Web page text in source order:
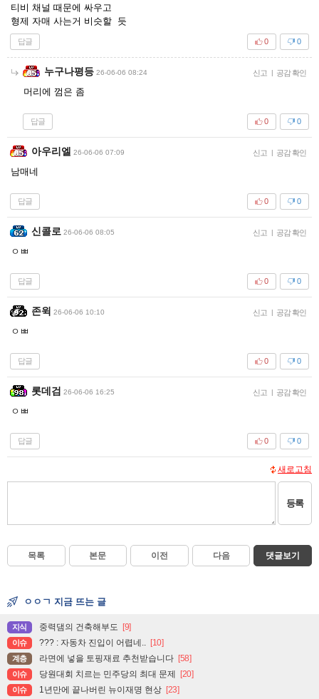
티비 채널 때문에 싸우고
형제 자매 사는거 비슷할 듯
답글 0
0
누구나평등 26-06-06 08:24 신고 | 공감 확인
머리에 껌은 좀
답글 0
0
아우리엘 26-06-06 07:09 신고 | 공감 확인
남매네
답글 0
0
신콜로 26-06-06 08:05 신고 | 공감 확인
ㅇㅃ
답글 0
0
존윅 26-06-06 10:10 신고 | 공감 확인
ㅇㅃ
답글 0
0
롯데검 26-06-06 16:25 신고 | 공감 확인
ㅇㅃ
답글 0
0
새로고침
등록
목록 본문 이전 다음 댓글보기
ㅇㅇㄱ 지금 뜨는 글
지식 중력댐의 건축해부도 [9]
이슈 ??? : 자동차 진입이 어렵네.. [10]
계층 라면에 넣을 토핑재료 추천받습니다 [58]
이슈 당원대회 치르는 민주당의 최대 문제 [20]
이슈 1년만에 끝나버린 뉴이재명 현상 [23]